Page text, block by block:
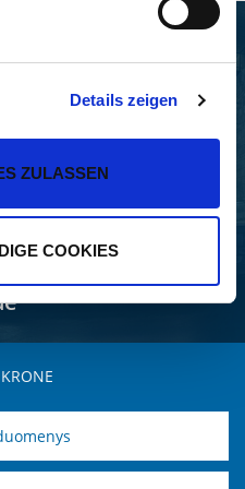
Details zeigen
ZULASSEN
COOKIES